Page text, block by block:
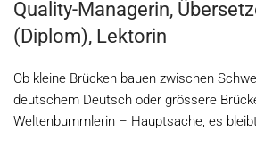
Quality-Managerin,
(Diplom), Lektorin
Ob kleine Brücken bauen zwischen
deutschem Deutsch oder grössere
Weltenbummlerin – Hauptsache, es